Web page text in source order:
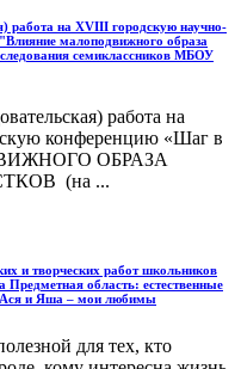
работа на XVIII городскую научно-
малоподвижного образа
семиклассников МБОУ
работа на
конференцию «Шаг в
ОБРАЗА
(на ...
и творческих работ школьников
область: естественные
и Яша – мои любимы
для тех, кто